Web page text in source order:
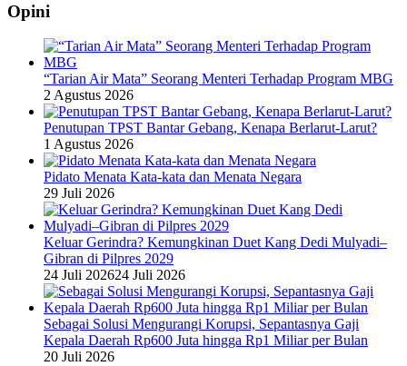
Opini
“Tarian Air Mata” Seorang Menteri Terhadap Program MBG
2 Agustus 2026
Penutupan TPST Bantar Gebang, Kenapa Berlarut-Larut?
1 Agustus 2026
Pidato Menata Kata-kata dan Menata Negara
29 Juli 2026
Keluar Gerindra? Kemungkinan Duet Kang Dedi Mulyadi–
Gibran di Pilpres 2029
24 Juli 202624 Juli 2026
Sebagai Solusi Mengurangi Korupsi, Sepantasnya Gaji
Kepala Daerah Rp600 Juta hingga Rp1 Miliar per Bulan
20 Juli 2026